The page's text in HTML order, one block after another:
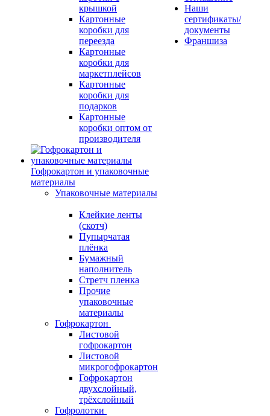
крышкой
Картонные
коробки для
переезда
Картонные
коробки для
маркетплейсов
Картонные
коробки для
подарков
Картонные
коробки оптом от
производителя
Гофрокартон и упаковочные
материалы
Упаковочные материалы
Клейкие ленты
(скотч)
Пупырчатая
плёнка
Бумажный
наполнитель
Стретч пленка
Прочие
упаковочные
материалы
Гофрокартон
Листовой
гофрокартон
Листовой
микрогофрокартон
Гофрокартон
двухслойный,
трёхслойный
Гофролотки
Наши
сертификаты/
документы
Франшиза